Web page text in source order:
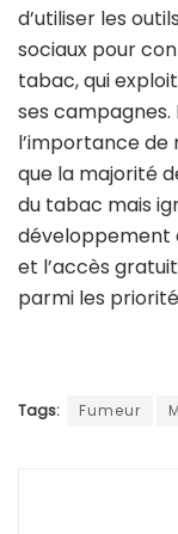
d’utiliser les
sociaux pour
tabac, qui
ses
l’importance de
que la majorité
du tabac mais
développement
et l’accès
parmi les
Tags: Fumeur